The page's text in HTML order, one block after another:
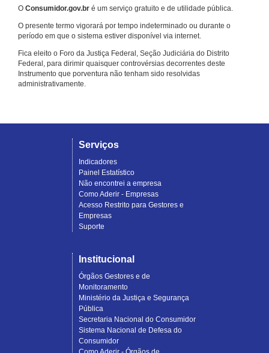
O Consumidor.gov.br é um serviço gratuito e de utilidade pública.
O presente termo vigorará por tempo indeterminado ou durante o
período em que o sistema estiver disponível via internet.
Fica eleito o Foro da Justiça Federal, Seção Judiciária do Distrito
Federal, para dirimir quaisquer controvérsias decorrentes deste
Instrumento que porventura não tenham sido resolvidas
administrativamente.
Serviços
Indicadores
Painel Estatístico
Não encontrei a empresa
Como Aderir - Empresas
Acesso Restrito para Gestores e
Empresas
Suporte
Institucional
Órgãos Gestores e de
Monitoramento
Ministério da Justiça e Segurança
Pública
Secretaria Nacional do Consumidor
Sistema Nacional de Defesa do
Consumidor